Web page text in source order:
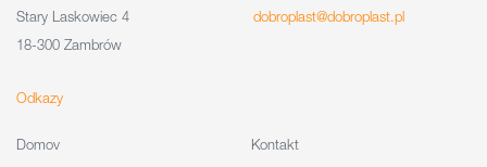
Stary Laskowiec 4
18-300 Zambrów
dobroplast@dobroplast.pl
Odkazy
Domov
Kontakt